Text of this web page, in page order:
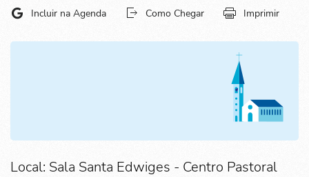
Incluir na Agenda Como Chegar Imprimir
Local: Sala Santa Edwiges - Centro Pastoral